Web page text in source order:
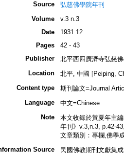
Source
弘慈佛學院年刊
Volume
v.3 n.3
Date
1931.12
Pages
42 - 43
Publisher
北平西四廣濟寺弘慈
Location
北平, 中國 [Peiping,
Content type
期刊論文=Journal
Language
中文=Chinese
Note
本文收錄於黃夏年主
年刊》v.3,n.3, p.42-
文章類別：專欄,佛學
Source
民國佛教期刊文獻集